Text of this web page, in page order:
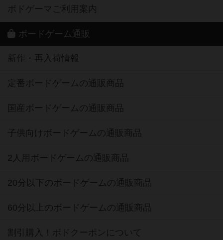
ボドゲーマご利用案内
ボードゲーム通販
新作・再入荷情報
定番ボードゲームの通販商品
国産ボードゲームの通販商品
子供向けボードゲームの通販商品
2人用ボードゲームの通販商品
20分以下のボードゲームの通販商品
60分以上のボードゲームの通販商品
割引購入！ボドクーポンについて